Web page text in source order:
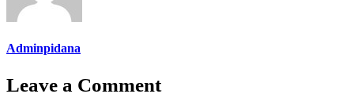
Adminpidana
Leave a Comment